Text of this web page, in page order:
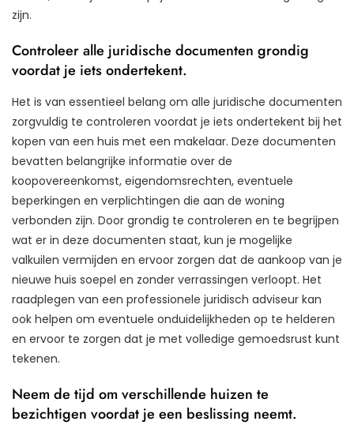
zijn.
Controleer alle juridische documenten grondig
voordat je iets ondertekent.
Het is van essentieel belang om alle juridische documenten
zorgvuldig te controleren voordat je iets ondertekent bij het
kopen van een huis met een makelaar. Deze documenten
bevatten belangrijke informatie over de
koopovereenkomst, eigendomsrechten, eventuele
beperkingen en verplichtingen die aan de woning
verbonden zijn. Door grondig te controleren en te begrijpen
wat er in deze documenten staat, kun je mogelijke
valkuilen vermijden en ervoor zorgen dat de aankoop van je
nieuwe huis soepel en zonder verrassingen verloopt. Het
raadplegen van een professionele juridisch adviseur kan
ook helpen om eventuele onduidelijkheden op te helderen
en ervoor te zorgen dat je met volledige gemoedsrust kunt
tekenen.
Neem de tijd om verschillende huizen te
bezichtigen voordat je een beslissing neemt.